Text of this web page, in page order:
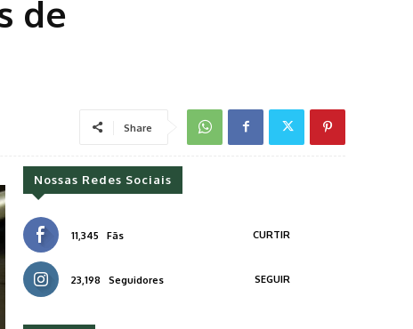
de
Share
Nossas Redes Sociais
11,345 Fãs CURTIR
23,198 Seguidores SEGUIR